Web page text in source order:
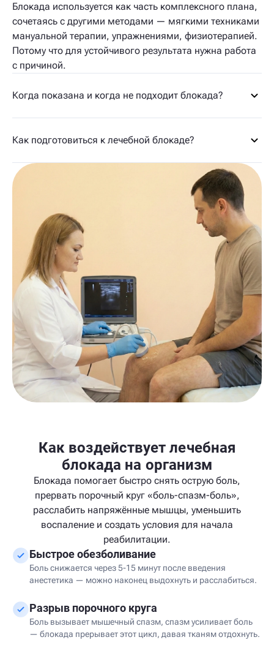
Блокада используется как часть комплексного плана,
сочетаясь с другими методами — мягкими техниками
мануальной терапии, упражнениями, физиотерапией.
Потому что для устойчивого результата нужна работа
с причиной.
Когда показана и когда не подходит блокада?
Как подготовиться к лечебной блокаде?
Как воздействует лечебная
блокада на организм
Блокада помогает быстро снять острую боль,
прервать порочный круг «боль-спазм-боль»,
расслабить напряжённые мышцы, уменьшить
воспаление и создать условия для начала
реабилитации.
Быстрое обезболивание
Боль снижается через 5-15 минут после введения
анестетика — можно наконец выдохнуть и расслабиться.
Разрыв порочного круга
Боль вызывает мышечный спазм, спазм усиливает боль
— блокада прерывает этот цикл, давая тканям отдохнуть.